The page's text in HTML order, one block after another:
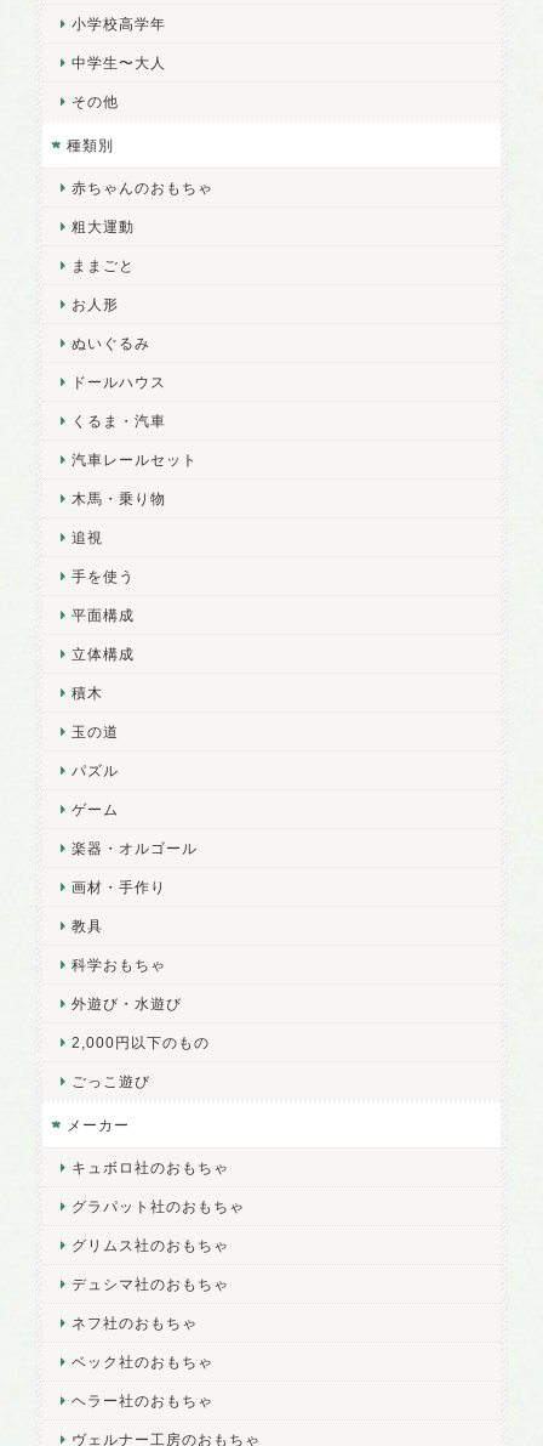
小学校高学年
中学生〜大人
その他
種類別
赤ちゃんのおもちゃ
粗大運動
ままごと
お人形
ぬいぐるみ
ドールハウス
くるま・汽車
汽車レールセット
木馬・乗り物
追視
手を使う
平面構成
立体構成
積木
玉の道
パズル
ゲーム
楽器・オルゴール
画材・手作り
教具
科学おもちゃ
外遊び・水遊び
2,000円以下のもの
ごっこ遊び
メーカー
キュボロ社のおもちゃ
グラパット社のおもちゃ
グリムス社のおもちゃ
デュシマ社のおもちゃ
ネフ社のおもちゃ
ベック社のおもちゃ
ヘラー社のおもちゃ
ヴェルナー工房のおもちゃ